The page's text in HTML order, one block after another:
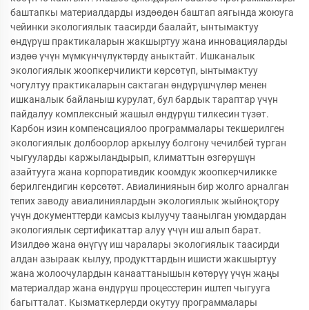
баштапкы материалдарды издөөдөн баштап аягында жоюуга
чейинки экологиялык таасирди баалайт, ынтымактуу
өндүрүш практикаларын жакшыртуу жана инновацияларды
издөө үчүн мүмкүнчүлүктөрдү аныктайт. Ишканалык
экологиялык жоопкерчиликти көрсөтүп, ынтымактуу
чогултуу практикаларын сактаган өндүрүшчүлөр менен
ишканалык байланыш курулат, бул бардык тараптар үчүн
пайдалуу комплексный жашыл өндүрүш тилкесин түзөт.
Карбон изин компенсациялоо программалары текшерилген
экологиялык долбоорлор аркылуу болгону чечилбей турган
чыгууларды каржыландырып, климаттын өзгөрүшүн
азайтууга жана корпоративдик коомдук жоопкерчиликке
берилгендигин көрсөтөт. Авиалиниянын бир жолго арналган
тепих заводу авиалиниялардын экологиялык жыйноқтору
үчүн документтерди камсыз кылуучу таанылган уюмдардан
экологиялык сертификаттар алуу үчүн иш алып барат.
Изилдөө жана өнүгүү иш чаралары экологиялык таасирди
алдан азыраак кылуу, продукттардын ишисти жакшыртуу
жана жолоочулардын канааттанышын көтөрүү үчүн жаңы
материалдар жана өндүрүш процесстерин иштеп чыгууга
багытталат. Кызматкерлерди окутуу программалары